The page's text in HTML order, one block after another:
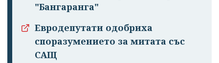
"Бангаранга"
Евродепутати одобриха
споразумението за митата със
САЩ